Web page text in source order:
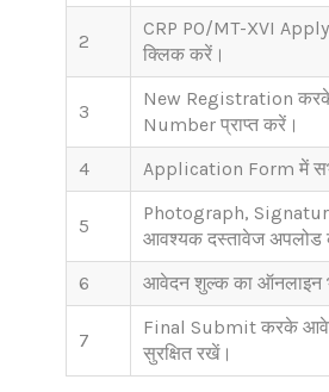
2
CRP PO/MT-XVI
क्लिक करें।
3
New Registration
Number प्राप्त करें।
4
Application Form में
5
Photograph,
आवश्यक दस्तावेज अपलोड
6
आवेदन शुल्क का ऑनलाइन
7
Final Submit करके
सुरक्षित रखें।